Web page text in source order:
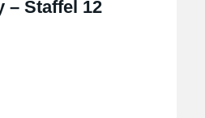
– Staffel 12